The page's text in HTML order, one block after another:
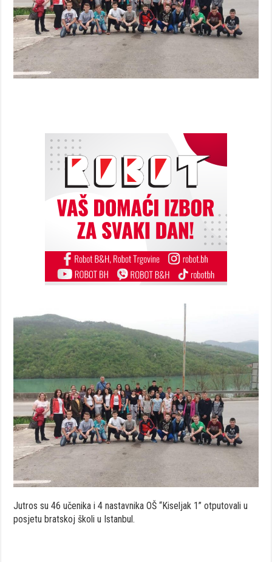
Jutros su 46 učenika i 4 nastavnika OŠ “Kiseljak 1” otputovali u
posjetu bratskoj školi u Istanbul.